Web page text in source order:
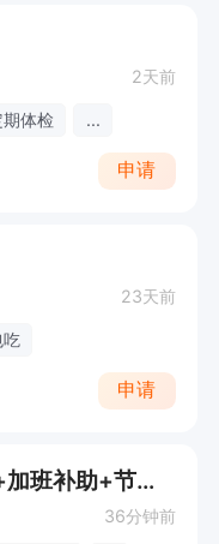
2天前
期体检 ...
申请
23天前
吃
申请
品质主管（包吃包住+五险+加班补助+节日福利+年终奖）
36分钟前